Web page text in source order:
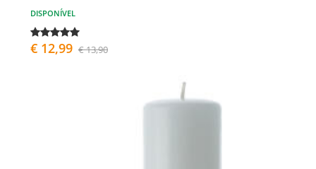
DISPONÍVEL
€ 12,99 € 13,90